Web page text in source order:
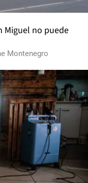
Miguel no puede
Montenegro